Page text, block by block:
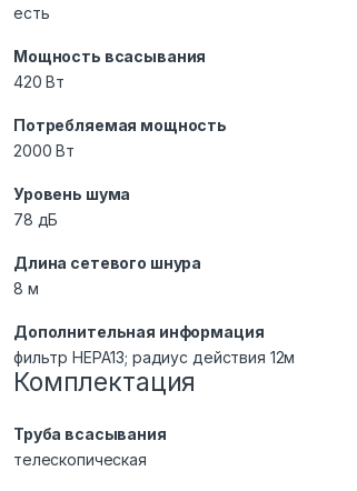
есть
Мощность всасывания
420 Вт
Потребляемая мощность
2000 Вт
Уровень шума
78 дБ
Длина сетевого шнура
8 м
Дополнительная информация
фильтр НЕРА13; радиус действия 12м
Комплектация
Труба всасывания
телескопическая